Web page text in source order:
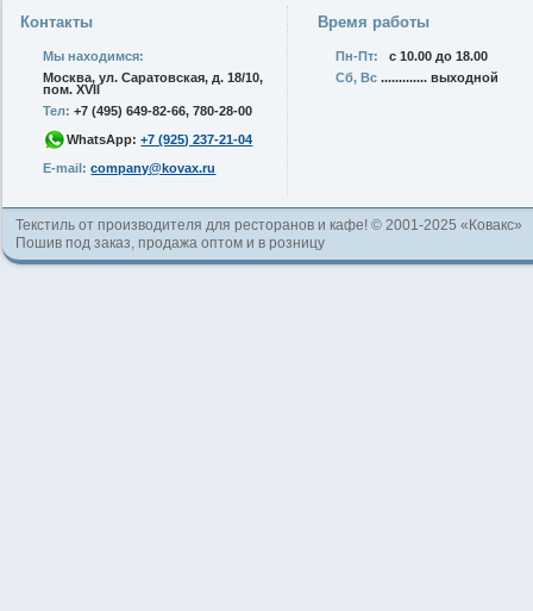
Контакты
Мы находимся:
Москва, ул. Саратовская, д. 18/10,
пом. XVII
Тел:+7 (495) 649-82-66, 780-28-00
WhatsApp:+7 (925) 237-21-04
E-mail: company@kovax.ru
Время работы
Пн-Пт:
с 10.00 до 18.00
Сб, Вс............. выходной
Текстиль от производителя для ресторанов и кафе! © 2001-2025 «Ковакс»
Пошив под заказ, продажа оптом и в розницу